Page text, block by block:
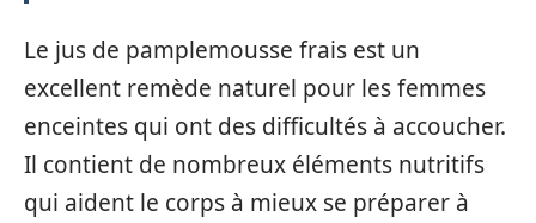
Le jus de pamplemousse frais est un
excellent remède naturel pour les femmes
enceintes qui ont des difficultés à accoucher.
Il contient de nombreux éléments nutritifs
qui aident le corps à mieux se préparer à